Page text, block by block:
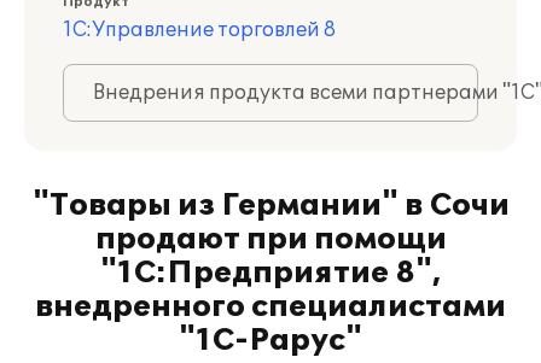
1С:Управление торговлей 8
Внедрения продукта всеми партнерами
"Товары из Германии" в Сочи
продают при помощи
"1С:Предприятие 8",
внедренного специалистами
"1С-Рарус"